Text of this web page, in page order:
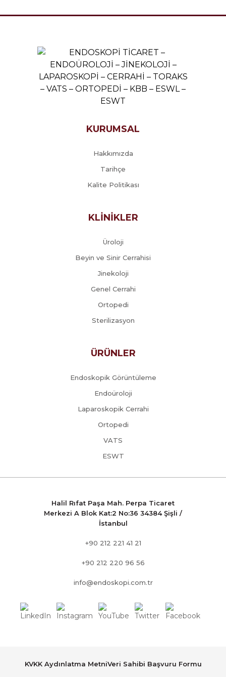
KURUMSAL
Hakkımızda
Tarihçe
Kalite Politikası
KLİNİKLER
Üroloji
Beyin ve Sinir Cerrahisi
Jinekoloji
Genel Cerrahi
Ortopedi
Sterilizasyon
ÜRÜNLER
Endoskopik Görüntüleme
Endoüroloji
Laparoskopik Cerrahi
Ortopedi
VATS
ESWT
Halil Rıfat Paşa Mah. Perpa Ticaret
Merkezi A Blok Kat:2 No:36 34384 Şişli /
İstanbul
+90 212 221 41 21
+90 212 220 96 56
info@endoskopi.com.tr
KVKK Aydınlatma MetniVeri Sahibi Başvuru Formu